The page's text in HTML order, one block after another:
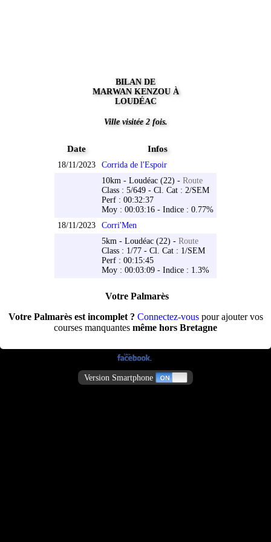
BILAN DE
MARWAN KENZOU À
LOUDÉAC
Ville visitée 2 fois.
Date Infos
18/11/2023
Corrida de l'Espoir
10km - Loudéac (22) - Route
Class : 5/649 - Cl. Cat : 2/SEM
Perf : 00:32:37
Moy : 00:03:16 - Indice : 0.77%
18/11/2023
Corri'Men
5km - Loudéac (22) - Route
Class : 1/77 - Cl. Cat : 1/SEM
Perf : 00:15:45
Moy : 00:03:09 - Indice : 1.3%
Votre Palmarès
Votre Palmarès est incomplet ? Connectez-vouspour ajouter vos
courses manquantes même hors Bretagne
Version Smartphone